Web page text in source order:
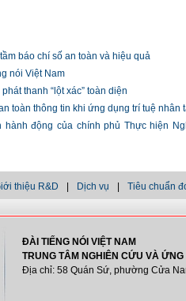
báo chí số an toàn và hiệu quả
nói Việt Nam
thanh “lột xác” toàn diện
toàn thông tin khi ứng dụng trí tuệ nhân
động của chính phủ Thực hiện
thiệu R&D | Dịch vụ | Tiêu chuẩn
ĐÀI TIẾNG NÓI VIỆT NAM
TRUNG TÂM NGHIÊN CỨU VÀ
Địa chỉ: 58 Quán Sứ, phường Cửa